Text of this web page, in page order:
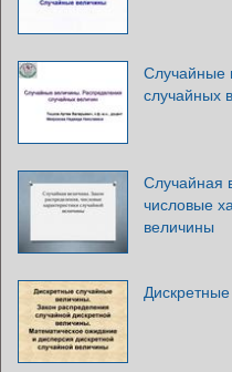
Случайные
случайных
Случайная
числовые
величины